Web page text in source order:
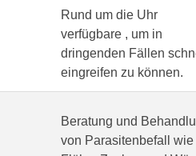
Rund um die Uhr
verfügbare , um in
dringenden Fällen
eingreifen zu können.
Beratung und
von Parasitenbefall wie